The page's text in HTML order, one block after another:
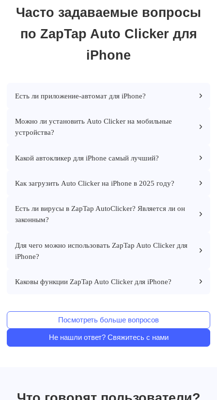
Часто задаваемые вопросы
по ZapTap Auto Clicker для
iPhone
Есть ли приложение-автомат для iPhone?
Можно ли установить Auto Clicker на мобильные
устройства?
Какой автокликер для iPhone самый лучший?
Как загрузить Auto Clicker на iPhone в 2025 году?
Есть ли вирусы в ZapTap AutoClicker? Является ли он
законным?
Для чего можно использовать ZapTap Auto Clicker для
iPhone?
Каковы функции ZapTap Auto Clicker для iPhone?
Посмотреть больше вопросов
Не нашли ответ? Свяжитесь с нами